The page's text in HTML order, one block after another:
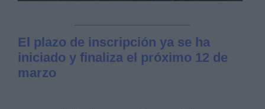
El plazo de inscripción ya se ha
iniciado y finaliza el próximo 12 de
marzo